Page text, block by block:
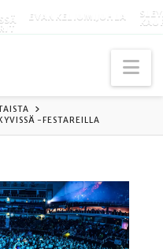
EVANKELIUMIJUHLA
-FESTAREILLA